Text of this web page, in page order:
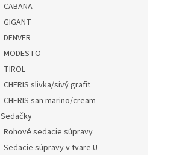
CABANA
GIGANT
DENVER
MODESTO
TIROL
CHERIS slivka/sivý grafit
CHERIS san marino/cream
Sedačky
Rohové sedacie súpravy
Sedacie súpravy v tvare U